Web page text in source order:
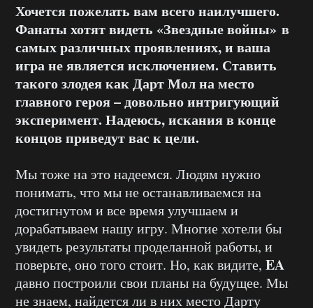
Хочется пожелать вам всего наилучшего.
Фанаты хотят видеть «Звездные войны» в
самых различных проявлениях, и ваша
игра не является исключением. Ставить
такого злодея как Дарт Мол на место
главного героя – довольно интригующий
эксперимент. Надеюсь, искания в конце
концов приведут вас к цели.
Мы тоже на это надеемся. Людям нужно
понимать, что мы не останавливаемся на
достигнутом и все время улучшаем и
дорабатываем нашу игру. Многие хотели бы
увидеть результаты проделанной работы, и
поверьте, оно того стоит. Но, как видите, EA
давно построили свои планы на будущее. Мы
не знаем, найдется ли в них место Дарту